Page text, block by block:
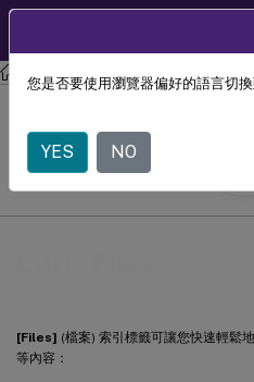
Citrix Workspace 應用程式
[Files] (檔案) 索引標籤可讓您快速輕鬆
等內容：
Citrix Files
March 15, 2021
您是否要使用瀏覽器偏好的語言切換
YES NO